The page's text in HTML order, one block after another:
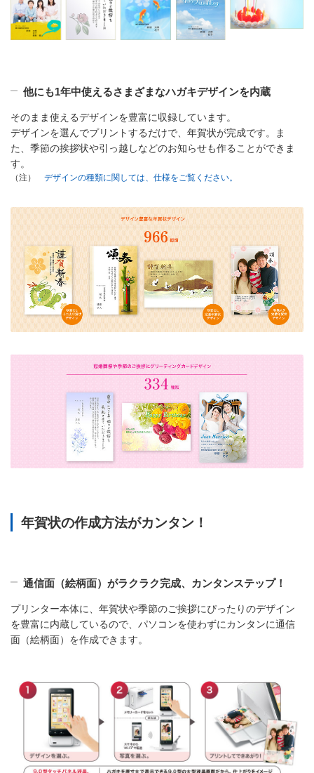
他にも1年中使えるさまざまなハガキデザインを内蔵
そのまま使えるデザインを豊富に収録しています。
デザインを選んでプリントするだけで、年賀状が完成です。ま
た、季節の挨拶状や引っ越しなどのお知らせも作ることができま
す。
（注） デザインの種類に関しては、仕様をご覧ください。
年賀状の作成方法がカンタン！
通信面（絵柄面）がラクラク完成、カンタンステップ！
プリンター本体に、年賀状や季節のご挨拶にぴったりのデザイン
を豊富に内蔵しているので、パソコンを使わずにカンタンに通信
面（絵柄面）を作成できます。